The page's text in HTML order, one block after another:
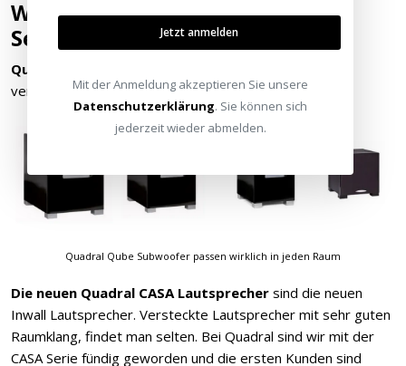
Weitere Quadral Lautsprecher
Serien
Quadral Qube Subwoofer
verschiedenen Größen für kraftvolle, tiefe Frequenzen!
Quadral Qube Subwoofer passen wirklich in jeden Raum
Die neuen Quadral CASA Lautsprecher sind die neuen
Inwall Lautsprecher. Versteckte Lautsprecher mit sehr guten
Raumklang, findet man selten. Bei Quadral sind wir mit der
CASA Serie fündig geworden und die ersten Kunden sind
Jetzt anmelden
Mit der Anmeldung akzeptieren Sie unsere
Datenschutzerklärung. Sie können sich
jederzeit wieder abmelden.